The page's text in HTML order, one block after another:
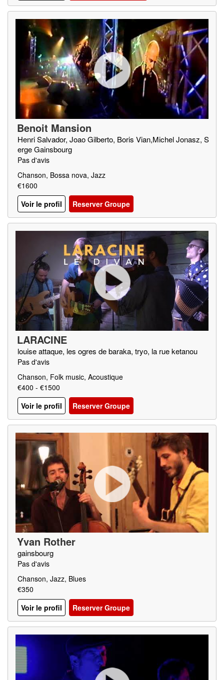
Benoit Mansion
Henri Salvador, Joao Gilberto, Boris Vian,Michel Jonasz, S
erge Gainsbourg
Pas d'avis
Chanson, Bossa nova, Jazz
€1600
Voir le profil
Reserver Groupe
LARACINE
louise attaque, les ogres de baraka, tryo, la rue ketanou
Pas d'avis
Chanson, Folk music, Acoustique
€400 - €1500
Voir le profil
Reserver Groupe
Yvan Rother
gainsbourg
Pas d'avis
Chanson, Jazz, Blues
€350
Voir le profil
Reserver Groupe